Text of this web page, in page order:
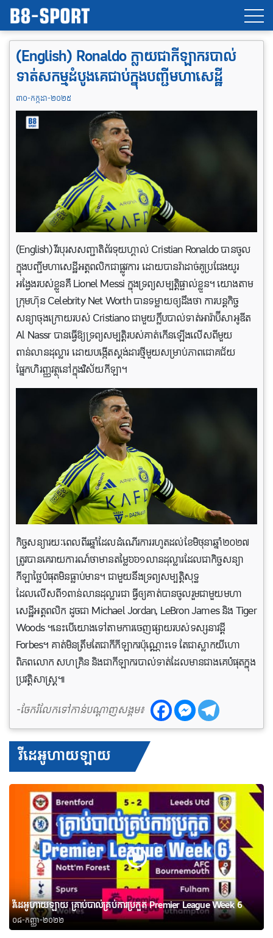
(English) Ronaldo ក្លាយជាកីឡាករបាល់
ទាត់សកម្មដំបូងគេជាប់ក្នុងបញ្ជីមហាសេដ្ឋី
៣០-កក្កដា-២០២៥
(English) វីរបុរសសញ្ជាតិព័រទុយហ្គាល់ Cristian Ronaldo បានចូល
ក្នុងបញ្ជីមហាសេដ្ឋីអត្តព​លិកជាផ្លូវការ ដោយបានវ៉ាដាច់គូប្រជែងយូរ
អង្វែងរបស់ខ្លួនគឺ Lionel Messi ក្នុងទ្រព្យសម្បត្តិផ្ទាល់ខ្លួន។ យោងតាម
ក្រុមហ៊ុន Celebrity Net Worth បានទម្លាយឲ្យដឹងថា ការបន្តកិច្ច
សន្យាចុងក្រោយរបស់ Cristiano ជាមួយក្លឹបបាល់ទាត់អារ៉ាប៊ីសាអូឌីត
Al Nassr បានធ្វើឱ្យទ្រព្យសម្បត្តិរបស់គាត់កើនឡើងលើសពីមួយ
ពាន់លានដុល្លារ ដោយបង្កើតស្តង់ដារថ្មីមួយសម្រាប់ភាពជោគជ័យ
ផ្នែកហិរញ្ញវត្ថុនៅក្នុងវិស័យកីឡា។
កិច្ចសន្យារយៈពេលពីរឆ្នាំដែលដំណើរការរហូតដល់ខែមិថុនាឆ្នាំ​២០២៧
ត្រូវបានគេរាយការណ៍ថាមានតម្លៃ៦៦១លានដុល្លារដែលជាកិច្ចសន្យា
កីឡាថ្លៃបំផុតមិនធ្លាប់មាន។ ជាមួយនឹងទ្រព្យសម្បត្តិសុទ្ធ
ដែលលើសពី១ពាន់លានដុល្លារជា ធ្វីឲ្យគាត់បានចូលរួមជាមួយមហា
សេដ្ឋីអត្តពលិក ដូចជា Michael Jordan, LeBron James និង Tiger
Woods ។នេះបើយោងទៅតាមការចេញផ្សាយរបស់ទស្សនាវដ្តី
Forbes។ គាត់មិនត្រឹមតែជាកីកីឡាករប៉ុណ្ណោះទេ តែជាស្លាកយីហោ
ពិភពលោក សហគ្រិន និងជាកីឡាករបាល់ទាត់ដែលមានជាងគេបំផុតក្នុង
ប្រវត្តិសាស្ត្រ៕
-ចែករំលែកទៅកាន់បណ្តាញសង្គម៖
វីដេអូហាយឡាយ
វីដេអូហាយឡាយ គ្រាប់បាល់គ្រប់ការប្រកួត Premier League Week 6
០៨-កញ្ញា-២០២២